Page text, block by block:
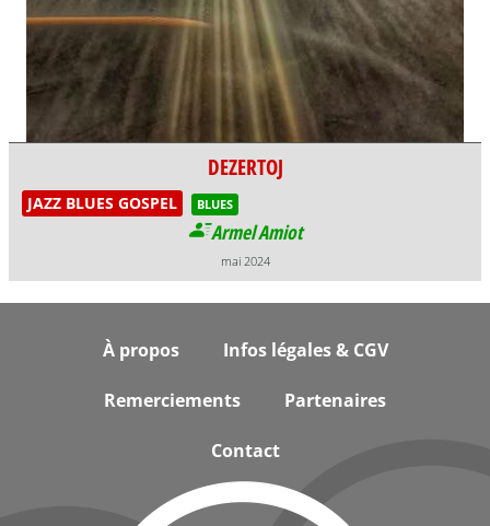
DEZERTOJ
JAZZ BLUES GOSPEL BLUES
Armel Amiot
mai 2024
À propos Infos légales & CGV
Remerciements Partenaires
Contact